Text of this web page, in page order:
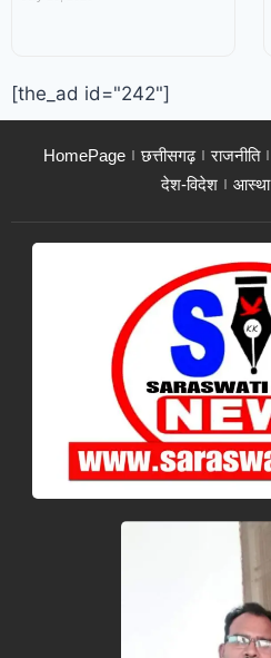
[the_ad id="242"]
HomePage छत्तीसगढ़ राजनीति
देश-विदेश
आस्था